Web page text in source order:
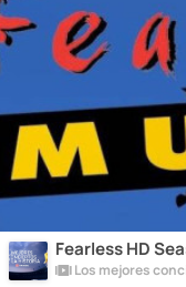
Fearless HD
Los mejores